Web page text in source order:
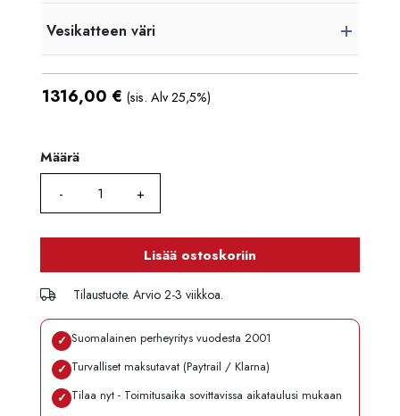
Vesikatteen väri
1316,00 € (sis. Alv 25,5%)
Määrä
Määrä
Lisää ostoskoriin
Tilaustuote. Arvio 2-3 viikkoa.
✓ Suomalainen perheyritys vuodesta 2001
✓ Turvalliset maksutavat (Paytrail / Klarna)
✓ Tilaa nyt - Toimitusaika sovittavissa aikataulusi mukaan